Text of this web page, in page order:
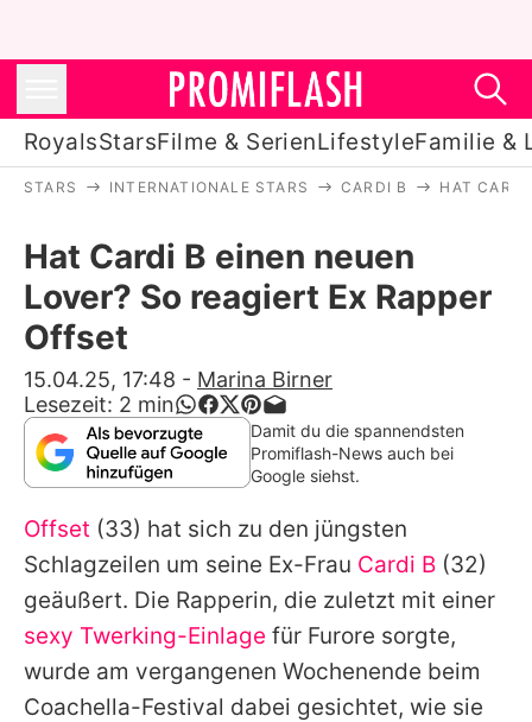
RoyalsStarsFilme & SerienLifestyleFamilie &
Stars
Filme & Serien
Lifestyle
Familie & Liebe
Promiflash Exklusiv
Alle Themen auf Promiflash
Jobs
App runterladen
Team
STARS INTERNATIONALE STARS CARDI B HAT CARDI
Hat Cardi B einen neuen
Lover? So reagiert Ex Rapper
Offset
15.04.25, 17:48 - Marina Birner
Lesezeit: 2 min
Damit du die spannendsten
Promiflash-News auch bei
Google siehst.
Offset (33) hat sich zu den jüngsten
Schlagzeilen um seine Ex-Frau Cardi B (32)
geäußert. Die Rapperin, die zuletzt mit einer
sexy Twerking-Einlage für Furore sorgte,
wurde am vergangenen Wochenende beim
Coachella-Festival dabei gesichtet, wie sie